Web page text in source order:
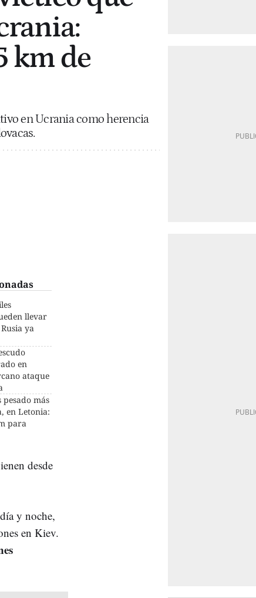
km de
en Ucrania como herencia
llevar
ya
en
ataque
pesado más
en Letonia:
para
desde
y noche,
en Kiev.